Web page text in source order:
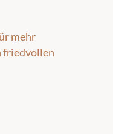
mehr
friedvollen